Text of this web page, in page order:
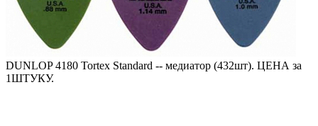
DUNLOP 4180 Tortex Standard -- медиатор (432шт). ЦЕНА за
1ШТУКУ.